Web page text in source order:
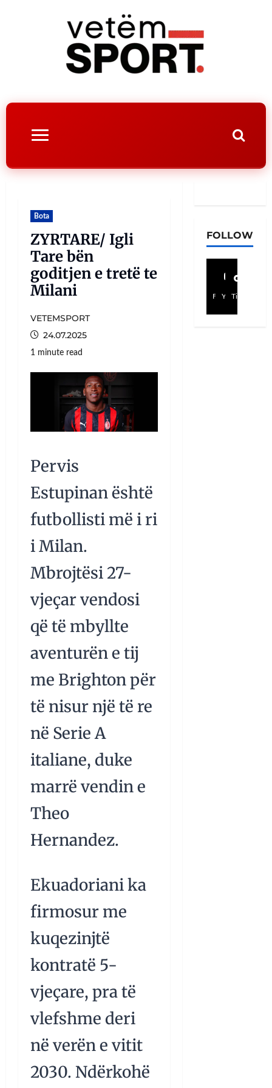
Bota
ZYRTARE/ Igli
Tare bën
goditjen e tretë te
Milani
VETEMSPORT
24.07.2025
1 minute read
Pervis
Estupinan është
futbollisti më i ri
i Milan.
Mbrojtësi 27-
vjeçar vendosi
që të mbyllte
aventurën e tij
me Brighton për
të nisur një të re
në Serie A
italiane, duke
marrë vendin e
Theo
Hernandez.
Ekuadoriani ka
firmosur me
kuqezinjtë
kontratë 5-
vjeçare, pra të
vlefshme deri
në verën e vitit
2030. Ndërkohë
FOLLOW
Facebook
YouTube
TikTok